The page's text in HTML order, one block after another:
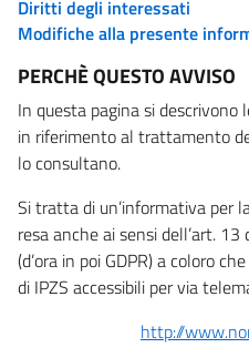
Diritti degli interessati
Modifiche alla presente
PERCHÈ QUESTO AVVISO
In questa pagina si
in riferimento al trattamento
lo consultano.
Si tratta di un’informativa per
resa anche ai sensi dell’art.
(d’ora in poi GDPR) a coloro
di IPZS accessibili per via
http://